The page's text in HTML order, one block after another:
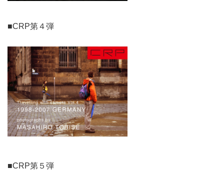
■CRP第４弾
■CRP第５弾